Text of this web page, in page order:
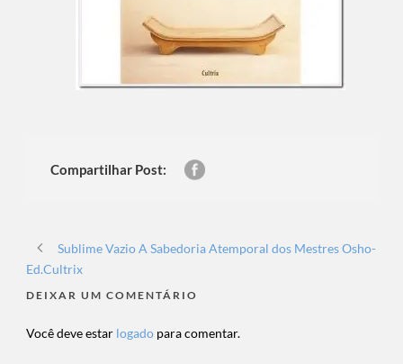
Compartilhar Post:
Sublime Vazio A Sabedoria Atemporal dos Mestres Osho-
Ed.Cultrix
DEIXAR UM COMENTÁRIO
Você deve estar logado para comentar.